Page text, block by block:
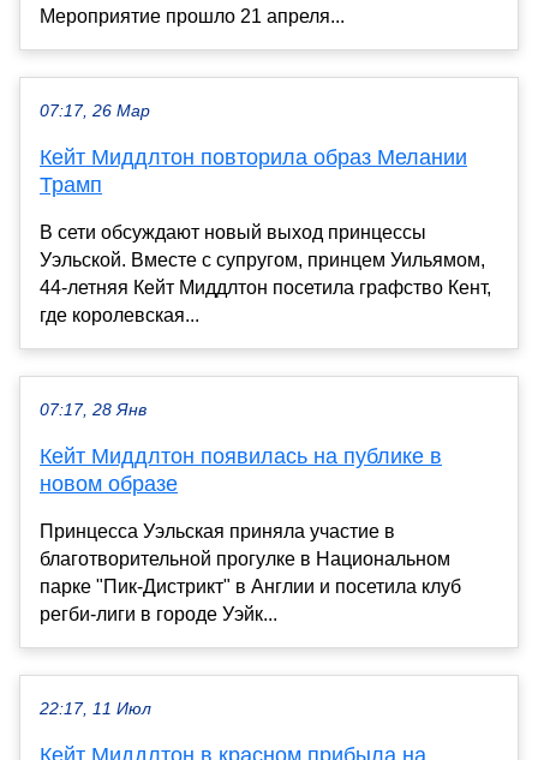
Мероприятие прошло 21 апреля...
07:17, 26 Мар
Кейт Миддлтон повторила образ Мелании
Трамп
В сети обсуждают новый выход принцессы
Уэльской. Вместе с супругом, принцем Уильямом,
44-летняя Кейт Миддлтон посетила графство Кент,
где королевская...
07:17, 28 Янв
Кейт Миддлтон появилась на публике в
новом образе
Принцесса Уэльская приняла участие в
благотворительной прогулке в Национальном
парке "Пик-Дистрикт" в Англии и посетила клуб
регби-лиги в городе Уэйк...
22:17, 11 Июл
Кейт Миддлтон в красном прибыла на